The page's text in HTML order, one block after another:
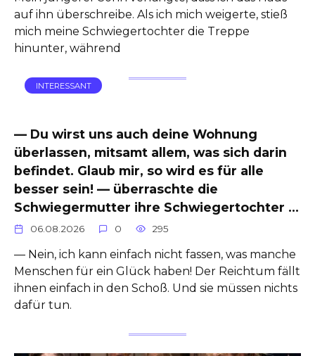
auf ihn überschreibe. Als ich mich weigerte, stieß
mich meine Schwiegertochter die Treppe
hinunter, während
INTERESSANT
— Du wirst uns auch deine Wohnung
überlassen, mitsamt allem, was sich darin
befindet. Glaub mir, so wird es für alle
besser sein! — überraschte die
Schwiegermutter ihre Schwiegertochter …
06.08.2026 0 295
— Nein, ich kann einfach nicht fassen, was manche
Menschen für ein Glück haben! Der Reichtum fällt
ihnen einfach in den Schoß. Und sie müssen nichts
dafür tun.